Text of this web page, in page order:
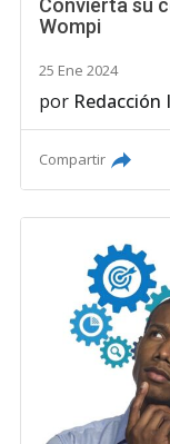
Convierta su
Wompi
25 Ene 2024
por Redacción
Compartir